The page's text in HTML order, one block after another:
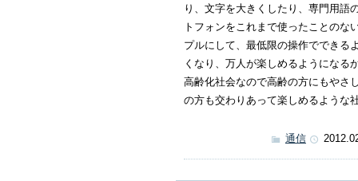
り、文字を大きくしたり、専門用語
トフォンをこれまで使ったことのな
プルにして、最低限の操作でできる
くなり、万人が楽しめるようになる
高齢化社会なので高齢の方にもやさ
の方も交わりあって楽しめるような
通信